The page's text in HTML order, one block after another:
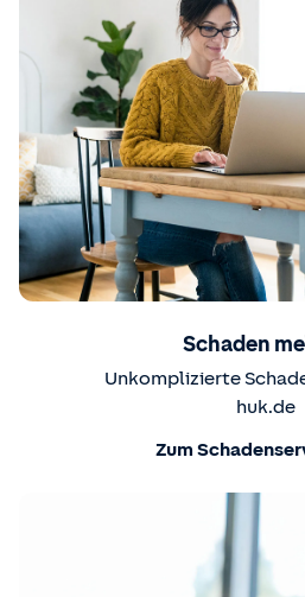
Schaden
Unkomplizierte
huk.de
Zum